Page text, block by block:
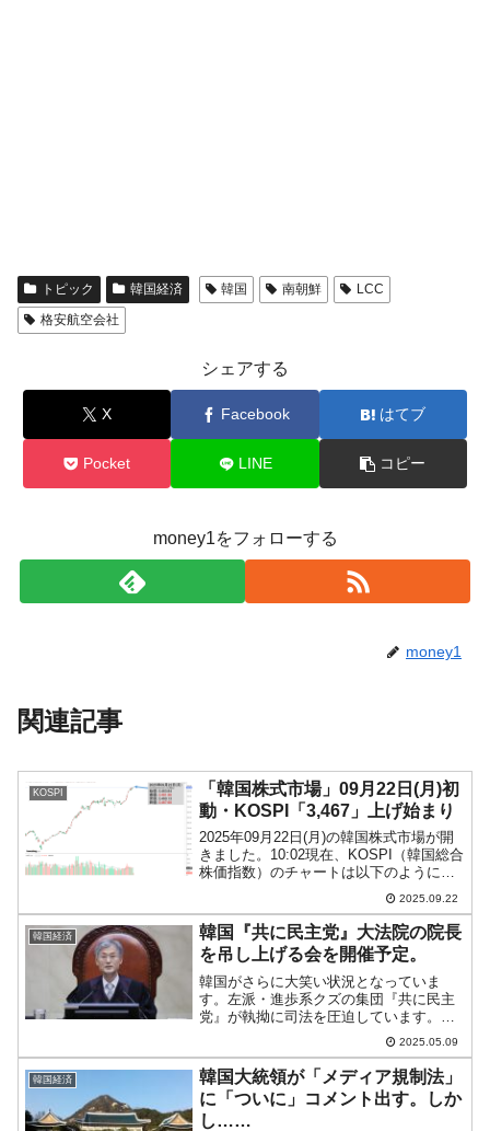
トピック 韓国経済 韓国 南朝鮮
LCC
格安航空会社
シェアする
X Facebook はてブ
Pocket LINE コピー
money1をフォローする
money1
関連記事
KOSPI
「韓国株式市場」09月22日(月)初
動・KOSPI「3,467」上げ始まり
2025年09月22日(月)の韓国株式市場が開
きました。10:02現在、KOSPI（韓国総合
株価指数）のチャートは以下のようにな
『Investing.com』より引用）。上げ始ま
りで、現在のところローソク足の実体部
分は...
2025.09.22
韓国経済
韓国『共に民主党』大法院の院長
を吊し上げる会を開催予定。
韓国がさらに大笑い状況となっていま
す。左派・進歩系クズの集団『共に民主
党』が執拗に司法を圧迫しています。李
在明（イ・ジェミョン）さんの「大統領
選挙中にうそをつきましたね」裁判にお
いて、第2審判決を破棄し、高裁への差し
戻しの判断を下した大法院...
2025.05.09
韓国経済
韓国大統領が「メディア規制法」
に「ついに」コメント出す。しか
し……